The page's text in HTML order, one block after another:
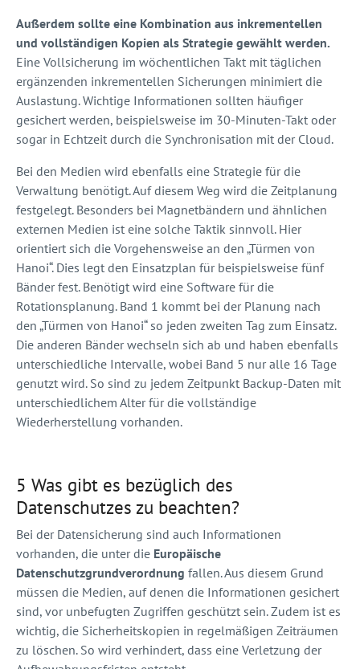
Außerdem sollte eine Kombination aus inkrementellen
und vollständigen Kopien als Strategie gewählt werden.
Eine Vollsicherung im wöchentlichen Takt mit täglichen
ergänzenden inkrementellen Sicherungen minimiert die
Auslastung. Wichtige Informationen sollten häufiger
gesichert werden, beispielsweise im 30-Minuten-Takt oder
sogar in Echtzeit durch die Synchronisation mit der Cloud.
Bei den Medien wird ebenfalls eine Strategie für die
Verwaltung benötigt. Auf diesem Weg wird die Zeitplanung
festgelegt. Besonders bei Magnetbändern und ähnlichen
externen Medien ist eine solche Taktik sinnvoll. Hier
orientiert sich die Vorgehensweise an den „Türmen von
Hanoi“. Dies legt den Einsatzplan für beispielsweise fünf
Bänder fest. Benötigt wird eine Software für die
Rotationsplanung. Band 1 kommt bei der Planung nach
den „Türmen von Hanoi“ so jeden zweiten Tag zum Einsatz.
Die anderen Bänder wechseln sich ab und haben ebenfalls
unterschiedliche Intervalle, wobei Band 5 nur alle 16 Tage
genutzt wird. So sind zu jedem Zeitpunkt Backup-Daten mit
unterschiedlichem Alter für die vollständige
Wiederherstellung vorhanden.
5 Was gibt es bezüglich des
Datenschutzes zu beachten?
Bei der Datensicherung sind auch Informationen
vorhanden, die unter die Europäische
Datenschutzgrundverordnung fallen. Aus diesem Grund
müssen die Medien, auf denen die Informationen gesichert
sind, vor unbefugten Zugriffen geschützt sein. Zudem ist es
wichtig, die Sicherheitskopien in regelmäßigen Zeiträumen
zu löschen. So wird verhindert, dass eine Verletzung der